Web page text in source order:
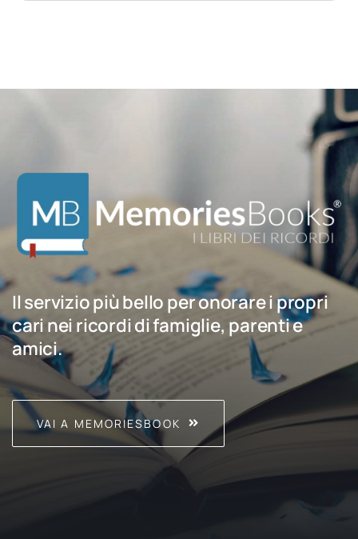
Il servizio più bello per onorare i propri
cari nei ricordi di famiglie, parenti e
amici.
VAI A MEMORIESBOOK